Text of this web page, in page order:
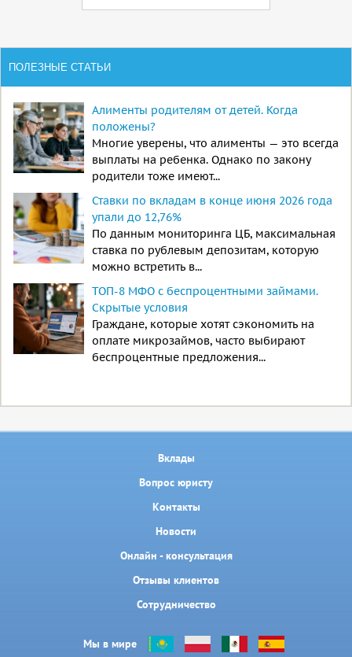
ПОЛЕЗНЫЕ СТАТЬИ
Алименты родителям от детей. Когда
положены?
Многие уверены, что алименты — это всегда
выплаты на ребенка. Однако по закону
родители тоже имеют...
Ставки по вкладам в конце июня 2026 года
упали до 12,76%
По данным мониторинга ЦБ, максимальная
ставка по рублевым депозитам, которую
можно встретить в...
ТОП-8 МФО с беспроцентными займами.
Скрытые условия
Граждане, которые хотят сэкономить на
оплате микрозаймов, часто выбирают
беспроцентные предложения...
Вклады
Вопрос юристу
Контакты
Новости
Онлайн - консультация
Отзывы клиентов
Сотрудничество
Мы в мире